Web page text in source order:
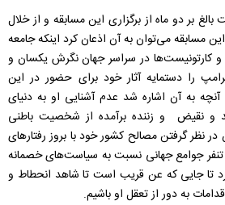
بر دو ماه از برگزاری این مسابقه و از خلال
مسابقه می‌توان به آن اذعان کرد اینکه جامعه
و کارتونیست‌ها در سراسر جهان نگرش یکسان و
را دستمایه آثار خود برای حضور در این
به آن اشاره شد عدم آشنایی او به دنیای
و نقیض و زننده برآمده از شخصیت باطنی
نظر گرفتن مصالح کشور خود با بروز رفتارهای
جوامع جهانی نسبت به سیاست‌های خصمانه
تا جایی که عن قریب است تا شاهد انحطاط و
به دور از تعقل او باشیم.